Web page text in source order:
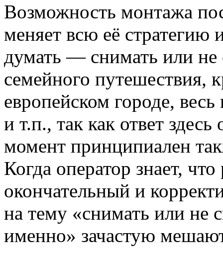
Возможность монтажа
меняет всю её стратегию
думать — снимать или не
семейного путешествия,
европейском городе,
и т.п., так как ответ
момент принципиален
Когда оператор знает,
окончательный и
на тему «снимать или не
именно» зачастую